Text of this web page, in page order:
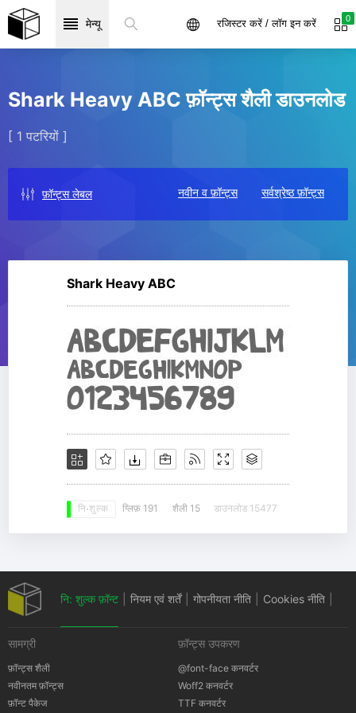
मेन्यू 0
रजिस्टर करें / लॉग इन करें
Shark Heavy ABC फ़ॉन्ट्स शैली डाउनलोड
[ 1 पटरियों ]
फ़ॉन्ट्स लेबल नवीन व फ़ॉन्ट्स सर्वश्रेष्ठ फ़ॉन्ट्स
Shark Heavy ABC
नि: शुल्क ग्लिफ़ 191 शैली 15 डाउनलोड 15477
नि: शुल्क फ़ॉन्ट नियम एवं शर्तें गोपनीयता नीति Cookies नीति
सामग्री
फ़ॉन्ट्स शैली
नवीनतम फ़ॉन्ट्स
फ़ॉन्ट पैकेज
फ़ॉन्ट्स उपकरण
@font-face कनवर्टर
Woff2 कनवर्टर
TTF कनवर्टर